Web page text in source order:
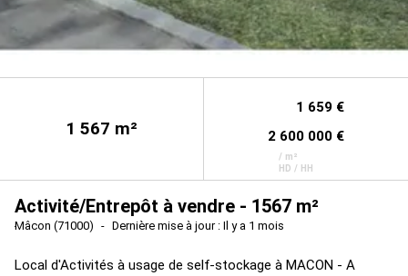
1 567 m²
1 659 €
2 600 000 €
/ m²
HD / HH
Activité/Entrepôt à vendre - 1567 m²
Mâcon (71000) Dernière mise à jour : Il y a 1 mois
Local d'Activités à usage de self-stockage à MACON - A